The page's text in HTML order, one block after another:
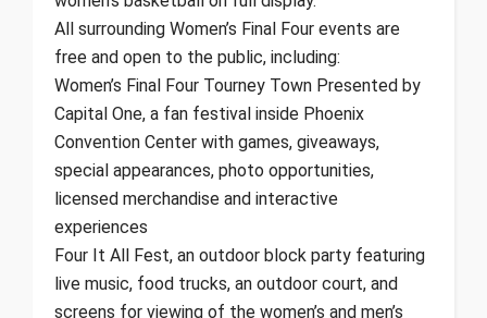
All surrounding Women’s Final Four events are
free and open to the public, including:
Women’s Final Four Tourney Town Presented by
Capital One, a fan festival inside Phoenix
Convention Center with games, giveaways,
special appearances, photo opportunities,
licensed merchandise and interactive
experiences
Four It All Fest, an outdoor block party featuring
live music, food trucks, an outdoor court, and
screens for viewing of the women’s and men’s